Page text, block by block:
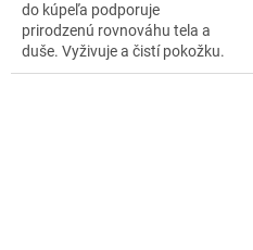
do kúpeľa podporuje
prirodzenú rovnováhu tela a
duše. Vyživuje a čistí pokožku.
Ideálny pri vnútornom nepokoji